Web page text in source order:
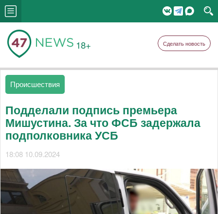
18+ Сделать новость
Происшествия
Подделали подпись премьера
Мишустина. За что ФСБ задержала
подполковника УСБ
18:08 10.09.2024